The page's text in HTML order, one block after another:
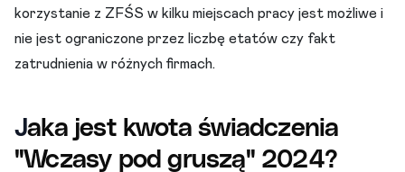
korzystanie z ZFŚS w kilku miejscach pracy jest możliwe i
nie jest ograniczone przez liczbę etatów czy fakt
zatrudnienia w różnych firmach.
Jaka jest kwota świadczenia
"Wczasy pod gruszą" 2024?